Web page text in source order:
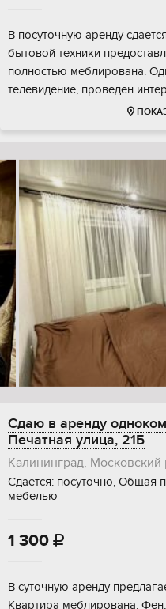
В посуточную аренду
бытовой техники
полностью меблирована.
телевидение, проведен
Сдаю в аренду
Печатная улица, 21Б
Калининград, Московский
Сдается: посуточно, Общая
мебелью
1 300 
В суточную аренду
Квартира меблирована.